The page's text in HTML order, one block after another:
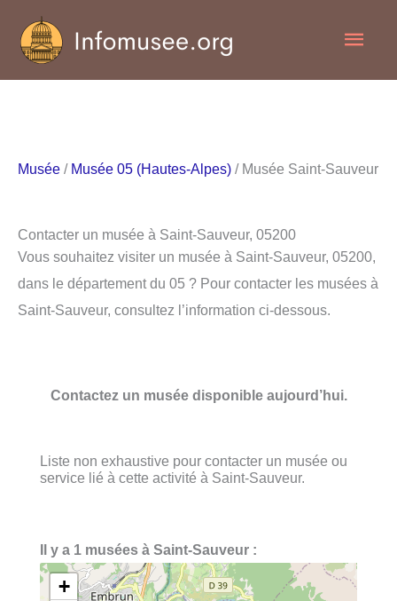
contenu
Musée / Musée 05 (Hautes-Alpes) / Musée Saint-Sauveur
Contacter un musée à Saint-Sauveur, 05200
Vous souhaitez visiter un musée à Saint-Sauveur, 05200,
dans le département du 05 ? Pour contacter les musées à
Saint-Sauveur, consultez l’information ci-dessous.
Contactez un musée disponible aujourd’hui.
Liste non exhaustive pour contacter un musée ou
service lié à cette activité à Saint-Sauveur.
Il y a 1 musées à Saint-Sauveur :
+